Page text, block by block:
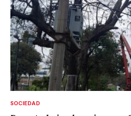
SOCIEDAD